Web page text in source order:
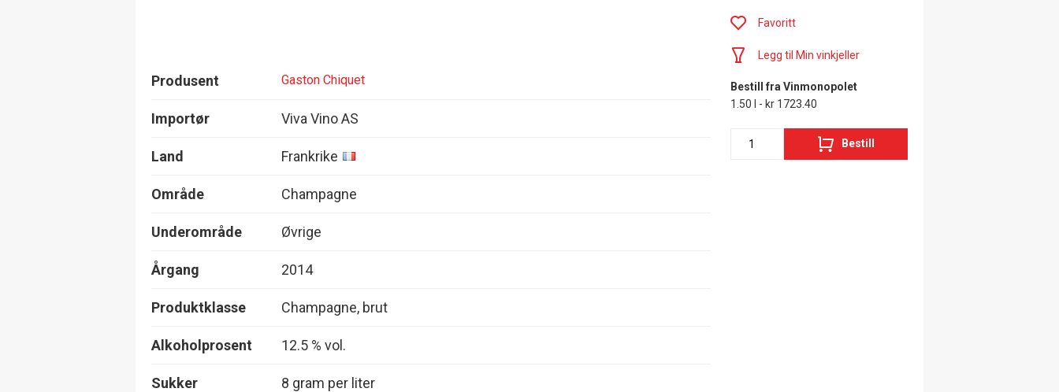
Produsent Gaston Chiquet
Importør Viva Vino AS
Land Frankrike
Område Champagne
Underområde Øvrige
Årgang 2014
Produktklasse Champagne, brut
Alkoholprosent 12.5 % vol.
Sukker 8 gram per liter
Favoritt
Legg til Min vinkjeller
Bestill fra Vinmonopolet
1.50 l - kr 1723.40
Bestill